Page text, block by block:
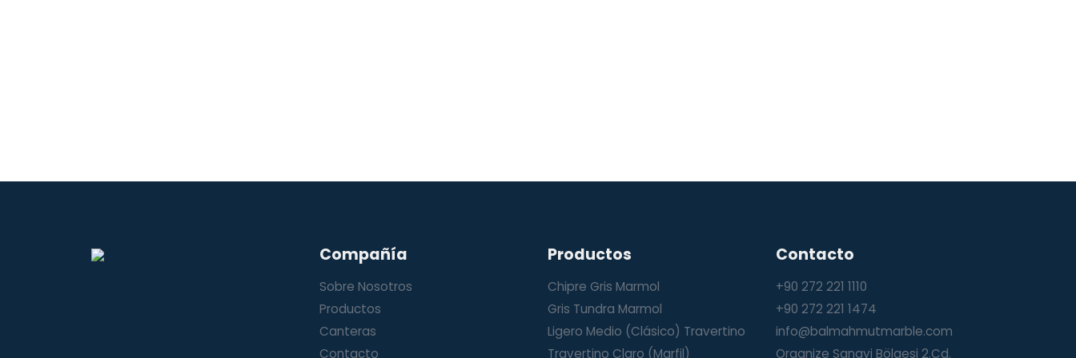
Compañía
Sobre Nosotros
Productos
Canteras
Contacto
Productos
Chipre Gris Marmol
Gris Tundra Marmol
Ligero Medio (Clásico) Travertino
Travertino Claro (Marfil)
Contacto
+90 272 221 1110
+90 272 221 1474
info@balmahmutmarble.com
Organize Sanayi Bölgesi 2.Cd.